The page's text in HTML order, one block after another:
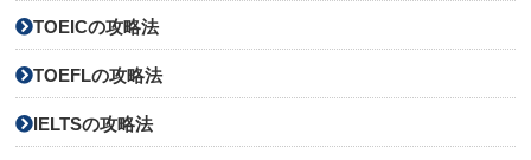
TOEICの攻略法
TOEFLの攻略法
IELTSの攻略法